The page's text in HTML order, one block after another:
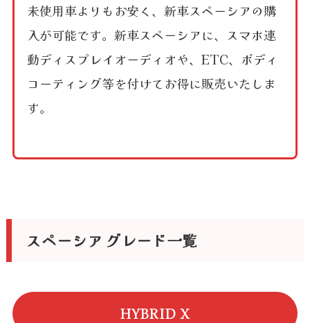
未使用車よりもお安く、新車スペーシアの購
入が可能です。新車スペーシアに、スマホ連
動ディスプレイオーディオや、ETC、ボディ
コーティング等を付けてお得に販売いたしま
す。
スペーシア グレード一覧
HYBRID X